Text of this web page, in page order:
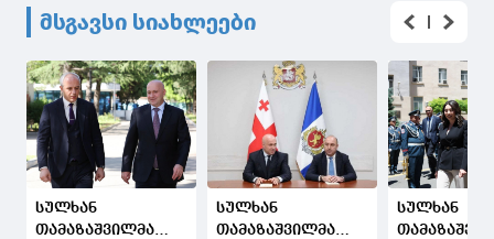
მსგავსი სიახლეები
სულხან
თამაზაშვილმა
სულხან
თამაზაშვილმა
სულხან